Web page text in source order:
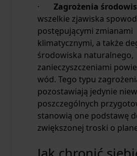
· Zagrożenia
wszelkie zjawiska
postępującymi zmianami
klimatycznymi, a także
środowiska naturalnego,
zanieczyszczeniami
wód. Tego typu
pozostawiają jedynie
poszczególnych
stanowią one podstawę
zwiększonej troski o